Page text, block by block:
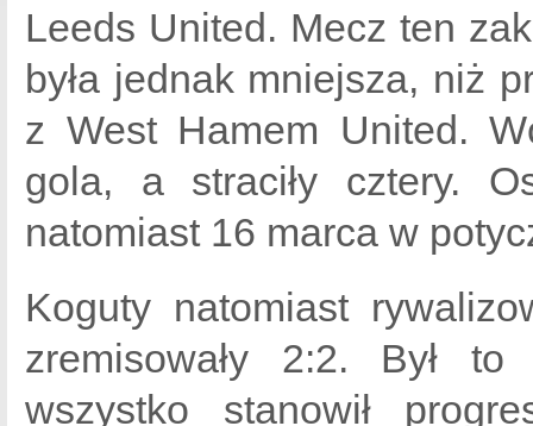
Leeds United. Mecz ten
była jednak mniejsza, niż
z West Hamem United.
gola, a straciły cztery.
natomiast 16 marca w
Koguty natomiast
zremisowały 2:2. Był
wszystko stanowił